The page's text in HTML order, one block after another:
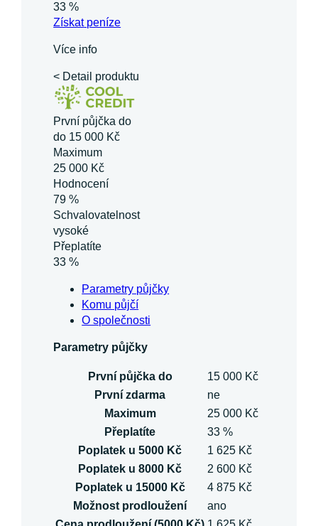
33 %
Získatpeníze
Více info
< Detail produktu
První půjčka do
do 15 000 Kč
Maximum
25 000 Kč
Hodnocení
79 %
Schvalovatelnost
vysoké
Přeplatíte
33 %
Parametry půjčky
Komu půjčí
O společnosti
Parametry půjčky
První půjčka do
15 000 Kč
První zdarma
ne
Maximum
25 000 Kč
Přeplatíte
33 %
Poplatek u 5000 Kč
1 625 Kč
Poplatek u 8000 Kč
2 600 Kč
Poplatek u 15000 Kč
4 875 Kč
Možnost prodloužení
ano